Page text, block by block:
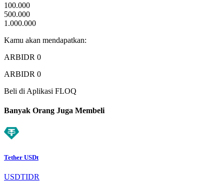
100.000
500.000
1.000.000
Kamu akan mendapatkan:
ARBIDR 0
ARBIDR 0
Beli di Aplikasi FLOQ
Banyak Orang Juga Membeli
Tether USDt
USDTIDR